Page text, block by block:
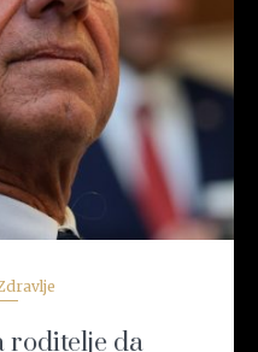
roditelje da